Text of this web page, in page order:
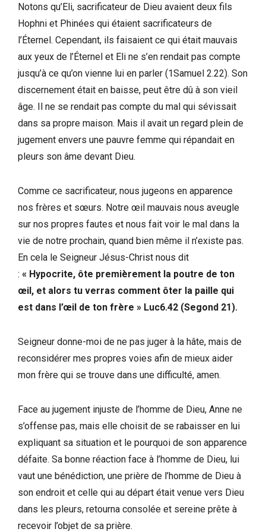
Notons qu’Eli, sacrificateur de Dieu avaient deux fils
Hophni et Phinées qui étaient sacrificateurs de
l’Éternel. Cependant, ils faisaient ce qui était mauvais
aux yeux de l’Éternel et Eli ne s’en rendait pas compte
jusqu’à ce qu’on vienne lui en parler (1Samuel 2.22). Son
discernement était en baisse, peut être dû à son vieil
âge. Il ne se rendait pas compte du mal qui sévissait
dans sa propre maison. Mais il avait un regard plein de
jugement envers une pauvre femme qui répandait en
pleurs son âme devant Dieu.
Comme ce sacrificateur, nous jugeons en apparence
nos frères et sœurs. Notre œil mauvais nous aveugle
sur nos propres fautes et nous fait voir le mal dans la
vie de notre prochain, quand bien même il n’existe pas.
En cela le Seigneur Jésus-Christ nous dit
: « Hypocrite, ôte premièrement la poutre de ton
œil, et alors tu verras comment ôter la paille qui
est dans l’œil de ton frère » Luc6.42 (Segond 21).
Seigneur donne-moi de ne pas juger à la hâte, mais de
reconsidérer mes propres voies afin de mieux aider
mon frère qui se trouve dans une difficulté, amen.
Face au jugement injuste de l’homme de Dieu, Anne ne
s’offense pas, mais elle choisit de se rabaisser en lui
expliquant sa situation et le pourquoi de son apparence
défaite. Sa bonne réaction face à l’homme de Dieu, lui
vaut une bénédiction, une prière de l’homme de Dieu à
son endroit et celle qui au départ était venue vers Dieu
dans les pleurs, retourna consolée et sereine prête à
recevoir l’objet de sa prière.